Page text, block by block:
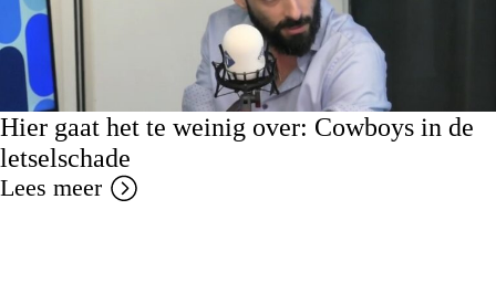
Hier gaat het te weinig over: Cowboys in de
letselschade
Lees meer